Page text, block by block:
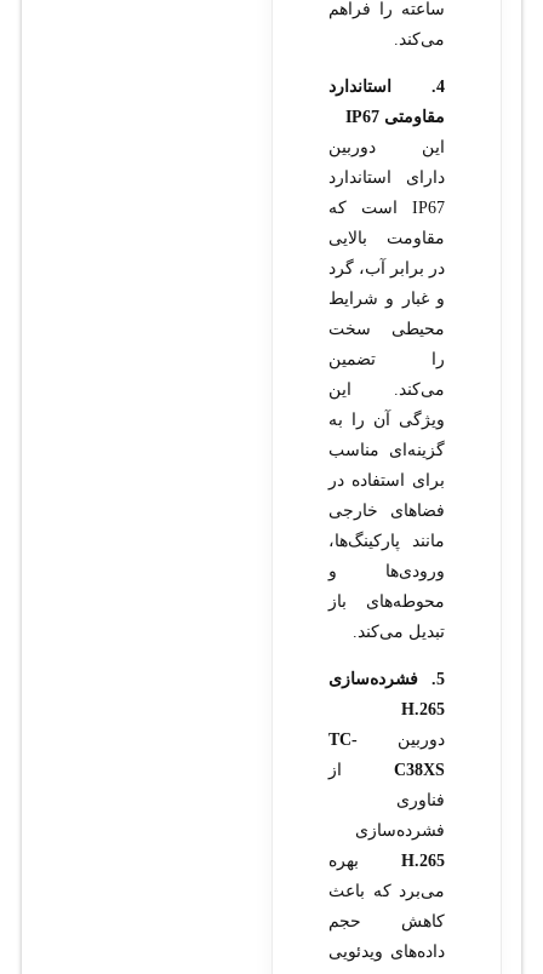
ساعته را فراهم
می‌کند.
4. استاندارد
مقاومتی IP67
این دوربین
دارای استاندارد
IP67 است که
مقاومت بالایی
در برابر آب، گرد
و غبار و شرایط
محیطی سخت
را تضمین
می‌کند. این
ویژگی آن را به
گزینه‌ای مناسب
برای استفاده در
فضاهای خارجی
مانند پارکینگ‌ها،
ورودی‌ها و
محوطه‌های باز
تبدیل می‌کند.
5. فشرده‌سازی
H.265
دوربین TC-
C38XSاز
فناوری
فشرده‌سازی
H.265بهره
می‌برد که باعث
کاهش حجم
داده‌های ویدئویی